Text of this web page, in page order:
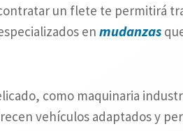
un flete te permitirá
en mudanzas
como maquinaria
vehículos adaptados y